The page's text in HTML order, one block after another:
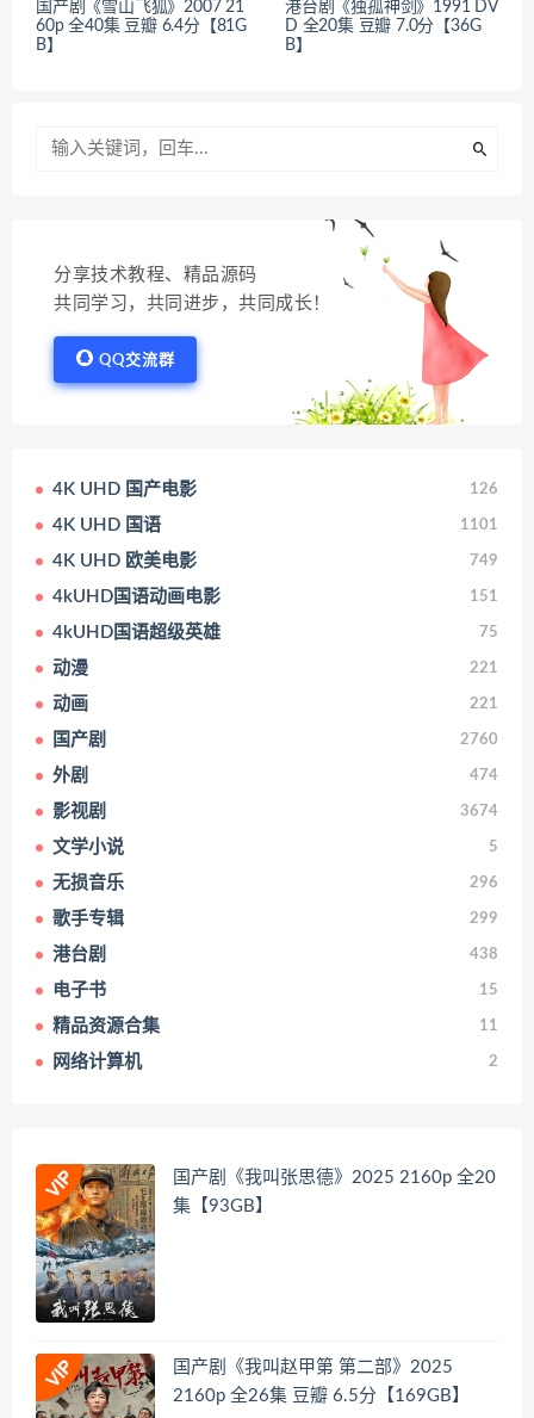
国产剧《雪山飞狐》2007 21
60p 全40集 豆瓣 6.4分【81G
B】
港台剧《独孤神剑》1991 DV
D 全20集 豆瓣 7.0分【36G
B】
分享技术教程、精品源码
共同学习，共同进步，共同成长！
QQ交流群
4K UHD 国产电影 126
4K UHD 国语 1101
4K UHD 欧美电影 749
4kUHD国语动画电影 151
4kUHD国语超级英雄 75
动漫 221
动画 221
国产剧 2760
外剧 474
影视剧 3674
文学小说 5
无损音乐 296
歌手专辑 299
港台剧 438
电子书 15
精品资源合集 11
网络计算机 2
国产剧《我叫张思德》2025 2160p 全20
集【93GB】
国产剧《我叫赵甲第 第二部》2025
2160p 全26集 豆瓣 6.5分【169GB】